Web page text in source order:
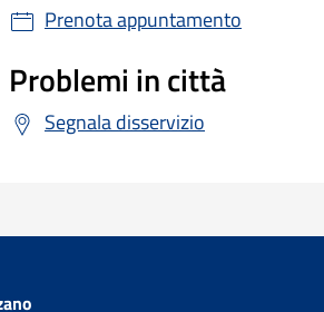
Prenota appuntamento
Problemi in città
Segnala disservizio